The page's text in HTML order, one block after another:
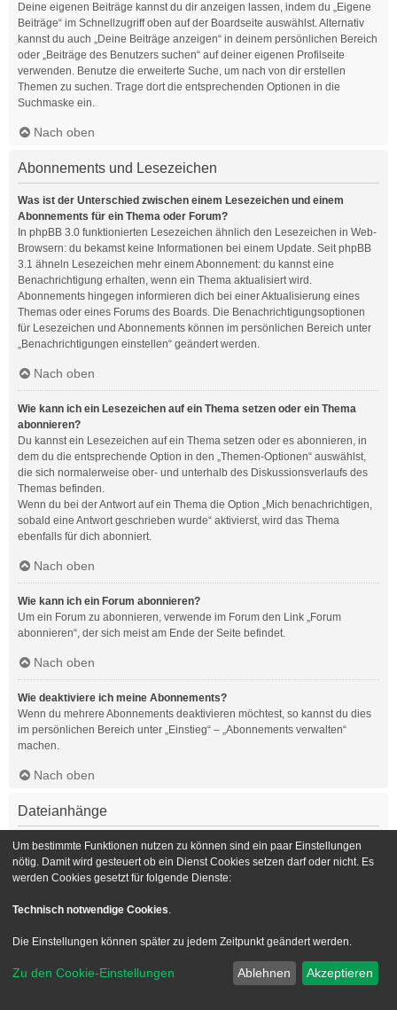
Deine eigenen Beiträge kannst du dir anzeigen lassen, indem du „Eigene
Beiträge“ im Schnellzugriff oben auf der Boardseite auswählst. Alternativ
kannst du auch „Deine Beiträge anzeigen“ in deinem persönlichen Bereich
oder „Beiträge des Benutzers suchen“ auf deiner eigenen Profilseite
verwenden. Benutze die erweiterte Suche, um nach von dir erstellen
Themen zu suchen. Trage dort die entsprechenden Optionen in die
Suchmaske ein.
Nach oben
Abonnements und Lesezeichen
Was ist der Unterschied zwischen einem Lesezeichen und einem
Abonnements für ein Thema oder Forum?
In phpBB 3.0 funktionierten Lesezeichen ähnlich den Lesezeichen in Web-
Browsern: du bekamst keine Informationen bei einem Update. Seit phpBB
3.1 ähneln Lesezeichen mehr einem Abonnement: du kannst eine
Benachrichtigung erhalten, wenn ein Thema aktualisiert wird.
Abonnements hingegen informieren dich bei einer Aktualisierung eines
Themas oder eines Forums des Boards. Die Benachrichtigungsoptionen
für Lesezeichen und Abonnements können im persönlichen Bereich unter
„Benachrichtigungen einstellen“ geändert werden.
Nach oben
Wie kann ich ein Lesezeichen auf ein Thema setzen oder ein Thema
abonnieren?
Du kannst ein Lesezeichen auf ein Thema setzen oder es abonnieren, in
dem du die entsprechende Option in den „Themen-Optionen“ auswählst,
die sich normalerweise ober- und unterhalb des Diskussionsverlaufs des
Themas befinden.
Wenn du bei der Antwort auf ein Thema die Option „Mich benachrichtigen,
sobald eine Antwort geschrieben wurde“ aktivierst, wird das Thema
ebenfalls für dich abonniert.
Nach oben
Wie kann ich ein Forum abonnieren?
Um ein Forum zu abonnieren, verwende im Forum den Link „Forum
abonnieren“, der sich meist am Ende der Seite befindet.
Nach oben
Wie deaktiviere ich meine Abonnements?
Wenn du mehrere Abonnements deaktivieren möchtest, so kannst du dies
im persönlichen Bereich unter „Einstieg“ – „Abonnements verwalten“
machen.
Nach oben
Dateianhänge
Welche Dateianhänge sind in diesem Forum zulässig?
Die Board-Administration kann bestimmte Dateitypen zulassen oder
verbieten. Falls du dir nicht sicher bist, welche Dateitypen du anhängen
Administration.
Nach oben
Kann ich eine Übersicht all meiner Dateianhänge erhalten?
Um eine Liste all deiner Dateianhänge zu erhalten, gehe in den
Um bestimmte Funktionen nutzen zu können sind ein paar Einstellungen
nötig. Damit wird gesteuert ob ein Dienst Cookies setzen darf oder nicht. Es
werden Cookies gesetzt für folgende Dienste:
Technisch notwendige Cookies.
Die Einstellungen können später zu jedem Zeitpunkt geändert werden.
Zu den Cookie-Einstellungen Ablehnen Akzeptieren